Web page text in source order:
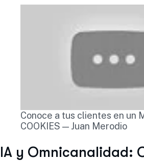
Conoce a tus clientes en un
COOKIES — Juan Merodio
IA y Omnicanalidad: